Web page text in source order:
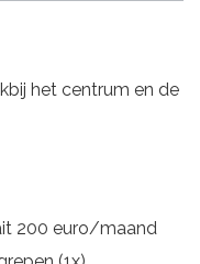
het centrum en de
200 euro/maand